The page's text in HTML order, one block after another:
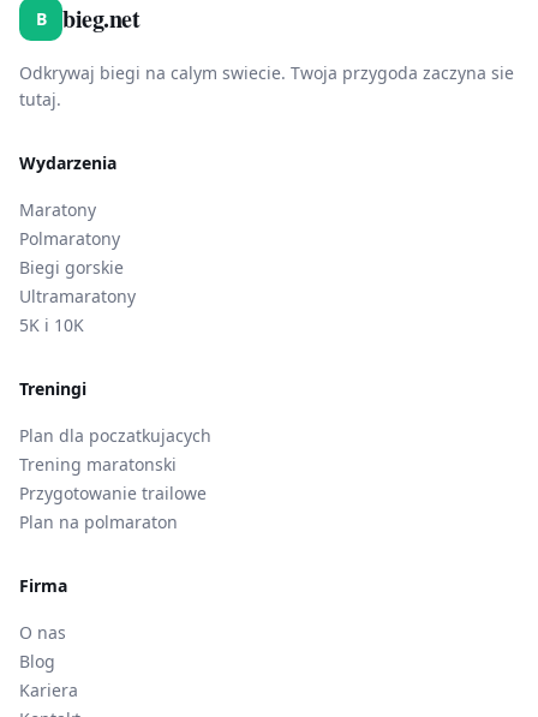
B bieg.net
Odkrywaj biegi na calym swiecie. Twoja przygoda zaczyna sie
tutaj.
Wydarzenia
Maratony
Polmaratony
Biegi gorskie
Ultramaratony
5K i 10K
Treningi
Plan dla poczatkujacych
Trening maratonski
Przygotowanie trailowe
Plan na polmaraton
Firma
O nas
Blog
Kariera